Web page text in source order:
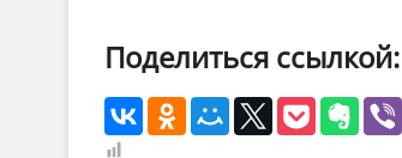
Поделиться ссылкой: